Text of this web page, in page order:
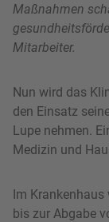
Maßnahmen
Mitarbeiter.
Nun wird das
den Einsatz
Lupe nehmen.
Medizin und
Im Krankenhaus
bis zur Abgabe